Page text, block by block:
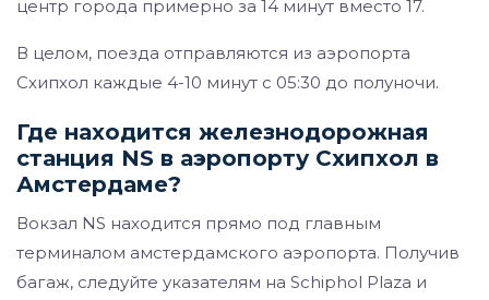
центр города примерно за 14 минут вместо 17.
В целом, поезда отправляются из аэропорта
Схипхол каждые 4-10 минут с 05:30 до полуночи.
Где находится железнодорожная
станция NS в аэропорту Схипхол в
Амстердаме?
Вокзал NS находится прямо под главным
терминалом амстердамского аэропорта. Получив
багаж, следуйте указателям на Schiphol Plaza и